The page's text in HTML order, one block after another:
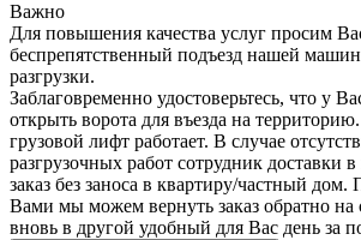
Важно
Для повышения качества услуг просим
беспрепятственный подъезд нашей
разгрузки.
Заблаговременно удостоверьтесь, что у
открыть ворота для въезда на
грузовой лифт работает. В случае
разгрузочных работ сотрудник доставки
заказ без заноса в квартиру/частный дом.
Вами мы можем вернуть заказ обратно на
вновь в другой удобный для Вас день за